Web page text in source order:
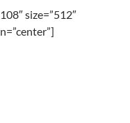
size=”512″